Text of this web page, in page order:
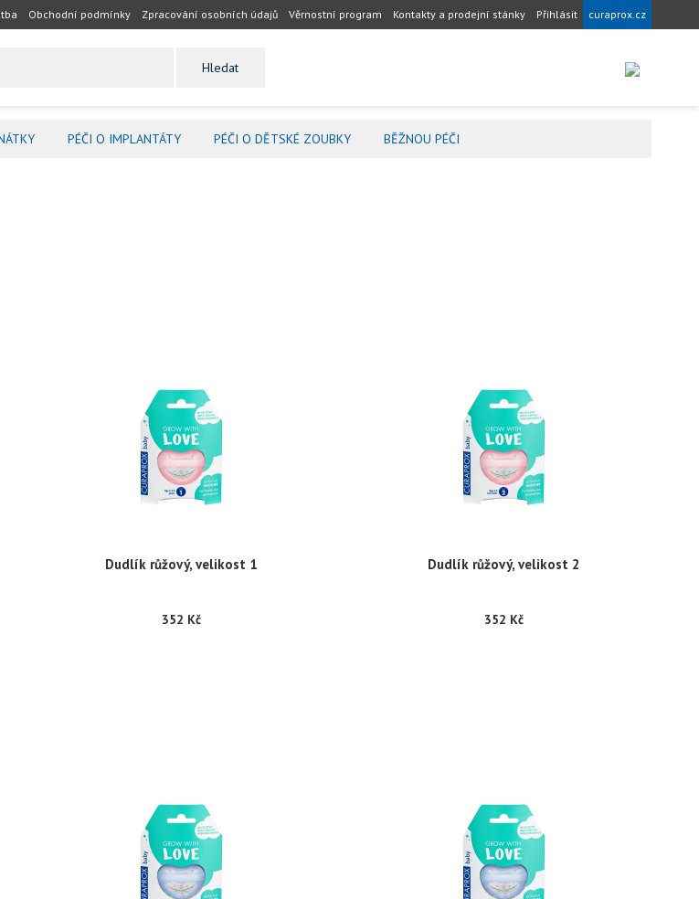
Obchodní podmínky Zpracování osobních údajů Věrnostní program Kontakty a prodejní stánky Přihlásit curaprox.cz
PÉČI O IMPLANTÁTY PÉČI O DĚTSKÉ ZOUBKY BĚŽNOU PÉČI
Dudlík růžový, velikost 1
352 Kč
Dudlík růžový, velikost 2
352 Kč